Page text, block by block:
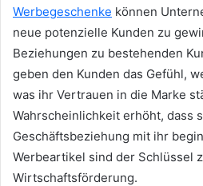
Werbegeschenke können
neue potenzielle Kunden zu
Beziehungen zu bestehenden
geben den Kunden das Gefühl,
was ihr Vertrauen in die Marke
Wahrscheinlichkeit erhöht, dass
Geschäftsbeziehung mit ihr
Werbeartikel sind der Schlüssel
Wirtschaftsförderung.